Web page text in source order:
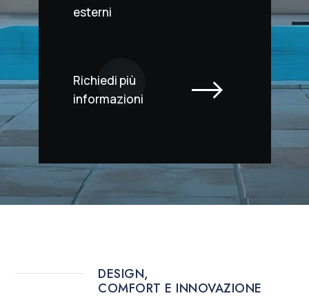
esterni
Richiedi più
informazioni
DESIGN,
COMFORT E INNOVAZIONE